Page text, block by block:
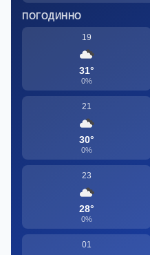
ПОГОДИННО
19
31°
0%
21
30°
0%
23
28°
0%
01